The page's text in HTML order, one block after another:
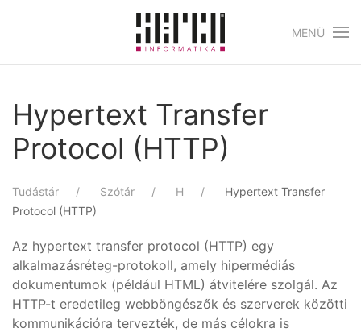
Skip to main content
MENÜ
Hypertext Transfer
Protocol (HTTP)
Tudástár Szótár H
Hypertext Transfer
Protocol (HTTP)
Az hypertext transfer protocol (HTTP) egy
alkalmazásréteg-protokoll, amely hipermédiás
dokumentumok (például HTML) átvitelére szolgál. Az
HTTP-t eredetileg webböngészők és szerverek közötti
kommunikációra tervezték, de más célokra is